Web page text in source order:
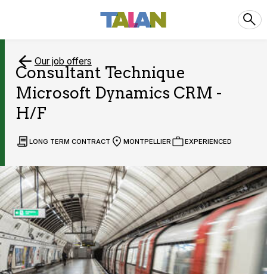
Our job offers
Consultant Technique
Microsoft Dynamics CRM -
H/F
LONG TERM CONTRACT MONTPELLIER EXPERIENCED